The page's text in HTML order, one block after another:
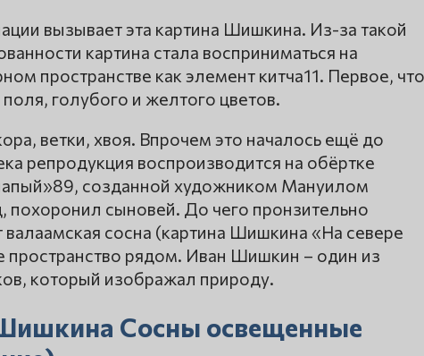
вызывает эта картина Шишкина. Из-за такой
картина стала восприниматься на
пространстве как элемент китча11. Первое, что
поля, голубого и желтого цветов.
ветки, хвоя. Впрочем это началось ещё до
репродукция воспроизводится на обёртке
созданной художником Мануилом
сыновей. До чего пронзительно
сосна (картина Шишкина «На севере
пространство рядом. Иван Шишкин – один из
который изображал природу.
Сосны освещенные